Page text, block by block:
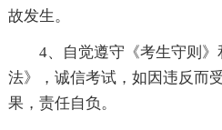
故发生。
4、自觉遵守《考生守则
法》，诚信考试，如因违反而
果，责任自负。